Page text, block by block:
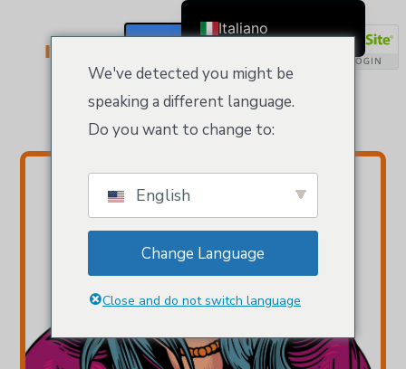
Tradenames & Trademarks
Domains managed by Kloeys
We've detected you might be
speaking a different language.
Do you want to change to:
English
Change Language
Close and do not switch language
Italiano
Ελληνικά
Suomi
Bahasa Indonesia
Nederlands